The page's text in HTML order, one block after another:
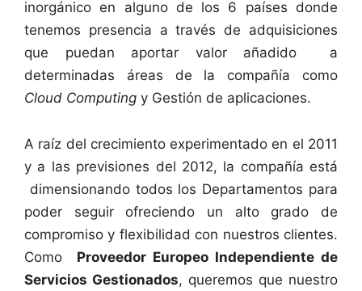
inorgánico en alguno de los 6 países donde
tenemos presencia a través de adquisiciones
que puedan aportar valor añadido a
determinadas áreas de la compañía como
Cloud Computing y Gestión de aplicaciones.
A raíz del crecimiento experimentado en el 2011
y a las previsiones del 2012, la compañía está
dimensionando todos los Departamentos para
poder seguir ofreciendo un alto grado de
compromiso y flexibilidad con nuestros clientes.
Como Proveedor Europeo Independiente de
Servicios Gestionados, queremos que nuestro